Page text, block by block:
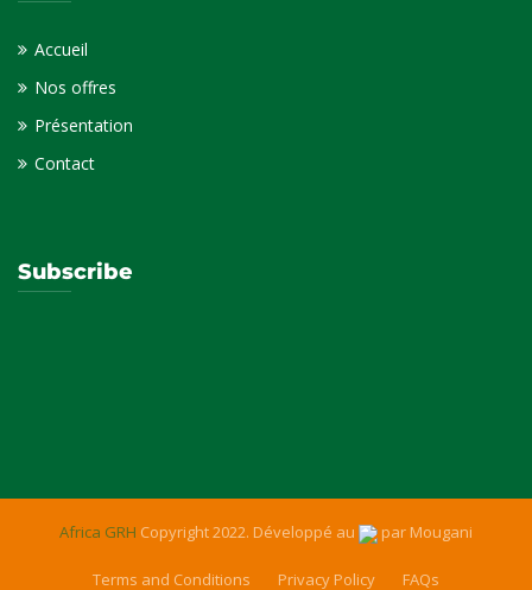
Accueil
Nos offres
Présentation
Contact
Subscribe
Africa GRH Copyright 2022. Développé au par Mougani
Terms and Conditions Privacy Policy FAQs